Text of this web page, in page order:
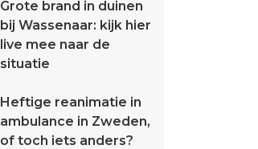
Grote brand in duinen
bij Wassenaar: kijk hier
live mee naar de
situatie
Heftige reanimatie in
ambulance in Zweden,
of toch iets anders?